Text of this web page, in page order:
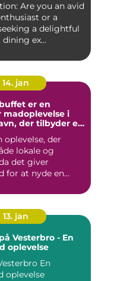
Are you an avid
or a
a delightful
ex...
14. jan
er en
i
der tilbyder en
fra friske
smørrebrød til
og
oplevelse, der
lokale og
det giver
for at nyde en
13. jan
Vesterbro - En
oplevelse
En
oplevelse